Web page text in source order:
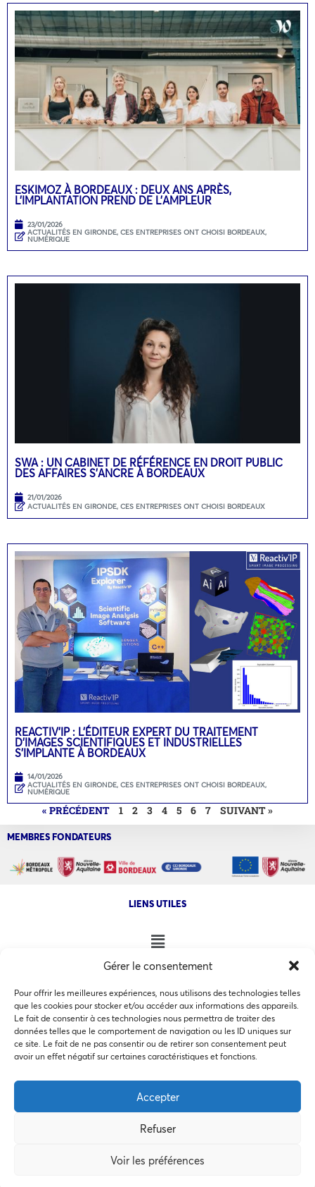
Gérer le consentement
Pour offrir les meilleures expériences, nous utilisons des technologies telles
que les cookies pour stocker et/ou accéder aux informations des appareils.
Le fait de consentir à ces technologies nous permettra de traiter des
données telles que le comportement de navigation ou les ID uniques sur
ce site. Le fait de ne pas consentir ou de retirer son consentement peut
avoir un effet négatif sur certaines caractéristiques et fonctions.
Accepter
Refuser
Voir les préférences
Ce site utilise des cookies pour les statistiques et pour
politique de confidentialité
Accepter
Refuser
Préférences des cookies
ESKIMOZ À BORDEAUX : DEUX ANS APRÈS,
L’IMPLANTATION PREND DE L’AMPLEUR
23/01/2026
ACTUALITÉS EN GIRONDE, CES ENTREPRISES ONT CHOISI BORDEAUX,
NUMÉRIQUE
SWA : UN CABINET DE RÉFÉRENCE EN DROIT PUBLIC
DES AFFAIRES S’ANCRE À BORDEAUX
21/01/2026
ACTUALITÉS EN GIRONDE, CES ENTREPRISES ONT CHOISI BORDEAUX
REACTIV’IP : L’ÉDITEUR EXPERT DU TRAITEMENT
D’IMAGES SCIENTIFIQUES ET INDUSTRIELLES
S’IMPLANTE À BORDEAUX
14/01/2026
ACTUALITÉS EN GIRONDE, CES ENTREPRISES ONT CHOISI BORDEAUX,
NUMÉRIQUE
« PRÉCÉDENT 1 2 3 4 5 6 7 SUIVANT »
MEMBRES FONDATEURS
LIENS UTILES
NOS AUTRES SITES
COPYRIGHT @ 2026 - INVEST IN BORDEAUX - 32 Allées d'Orléans